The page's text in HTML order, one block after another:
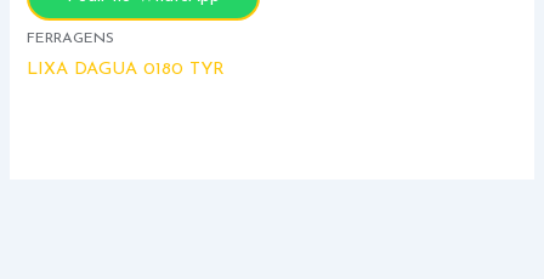
FERRAGENS
LIXA DAGUA 0180 TYR